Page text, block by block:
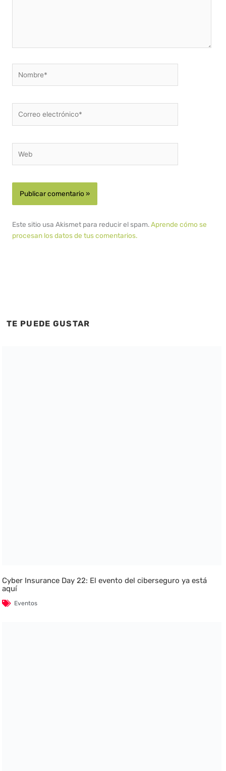
electrónico*
Este sitio usa Akismet para reducir el spam.Aprende cómo se
procesan los datos de tus comentarios.
TE PUEDE GUSTAR
Cyber Insurance Day 22: El evento del ciberseguro ya está
aquí
Eventos